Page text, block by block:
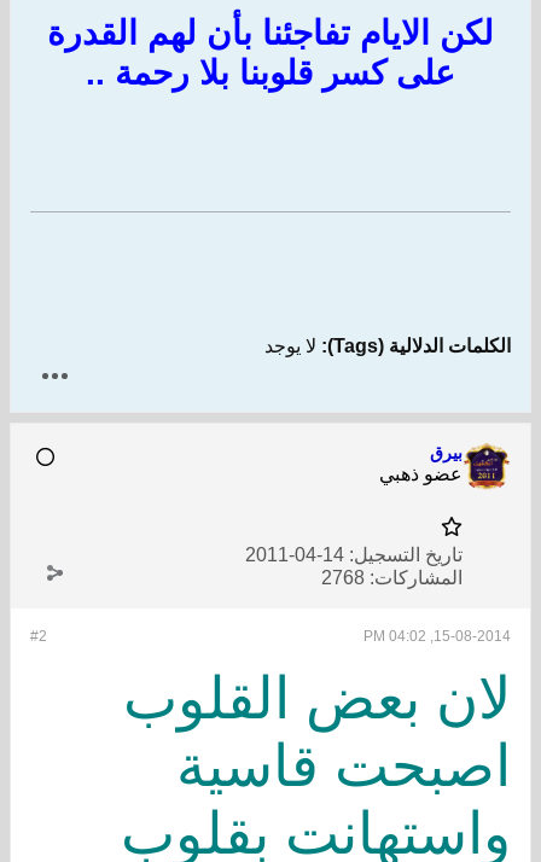
لكن الايام تفاجئنا بأن لهم القدرة
على كسر قلوبنا بلا رحمة ..
الكلمات الدلالية (Tags): لا يوجد
بيرق
عضو ذهبي
تاريخ التسجيل: 14-04-2011
المشاركات: 2768
#2 15-08-2014, 04:02 PM
ﻻن بعض القلوب
اصبحت قاسية
واستهانت بقلوب